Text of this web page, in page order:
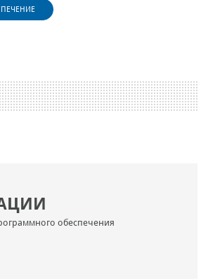
обеспечения